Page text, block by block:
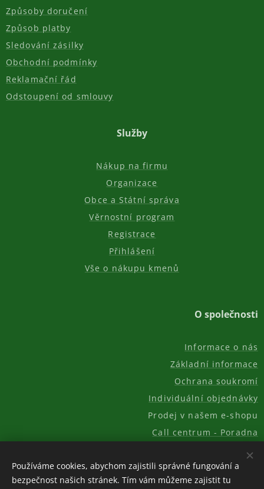
Způsoby doručení
Způsob platby
Sledování zásilky
Obchodní podmínky
Reklamační řád
Odstoupení od smlouvy
Služby
Nákup na firmu
Organizace
Obce a Státní správa
Věrnostní program
Registrace
Přihlášení
Vše o nákupu kmenů
O společnosti
Informace o nás
Základní informace
Ochrana soukromí
Individuální objednávky
Prodej v našem e-shopu
Call centrum - Poradna
Používáme cookies, abychom zajistili správné fungování a
bezpečnost našich stránek. Tím vám můžeme zajistit tu